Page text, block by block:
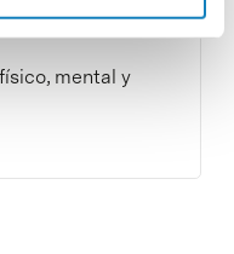
mental y